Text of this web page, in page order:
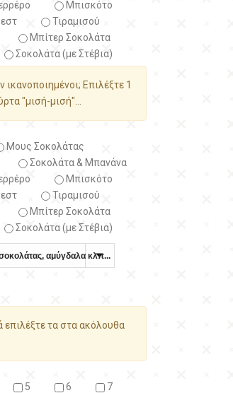
Μπισκότο
Τιραμισού
Μπίτερ Σοκολάτα
Σοκολάτα (με Στέβια)
ικανοποιημένοι; Επιλέξτε 1
"μισή-μισή"...
Μους Σοκολάτας
Σοκολάτα & Μπανάνα
Μπισκότο
Τιραμισού
Μπίτερ Σοκολάτα
Σοκολάτα (με Στέβια)
επιλέξτε τα στα ακόλουθα
5 6
7